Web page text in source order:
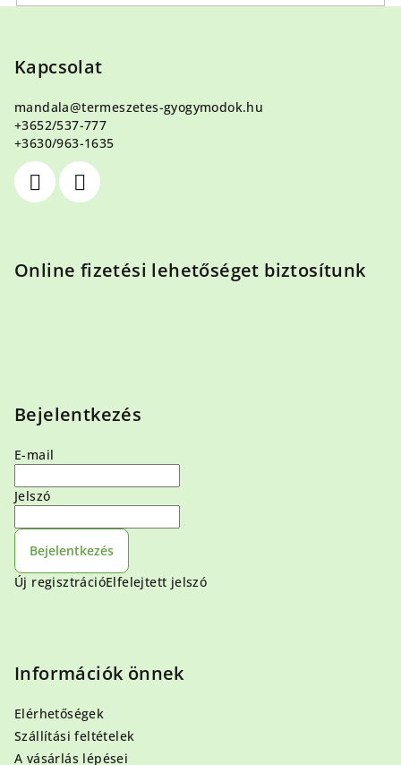
Kapcsolat
mandala@termeszetes-gyogymodok.hu
+3652/537-777
+3630/963-1635
Online fizetési lehetőséget biztosítunk
Bejelentkezés
E-mail
Jelszó
Bejelentkezés
Új regisztrációElfelejtett jelszó
Információk önnek
Elérhetőségek
Szállítási feltételek
A vásárlás lépései